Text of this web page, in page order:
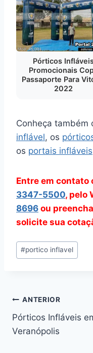
Pórticos
Promocionais
Passaporte Para
2022
Conheça também
inflável, os
os portais infláveis
Entre em contato
3347-5500, pelo
8696 ou
solicite sua
Tags
do
#portico inflavel
Navegação
de
ANTERIOR
Pórticos Infláveis
Veranópolis